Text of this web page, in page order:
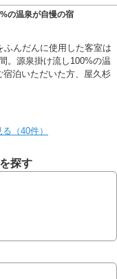
の温泉が自慢の宿
んだんに使用した客室は
。源泉掛け流し100%の温
泊いただいた方、屋久杉
（40件）
探す